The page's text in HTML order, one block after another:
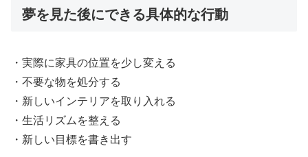
夢を見た後にできる具体的な行動
・実際に家具の位置を少し変える
・不要な物を処分する
・新しいインテリアを取り入れる
・生活リズムを整える
・新しい目標を書き出す